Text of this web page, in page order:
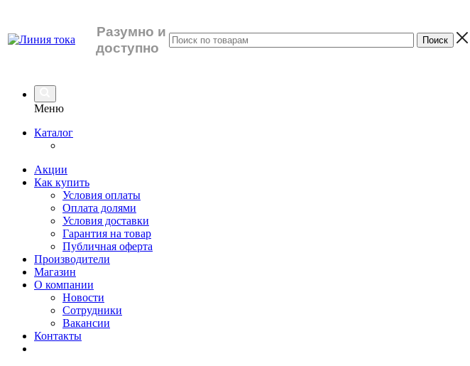
Разумно и
доступно
Меню
Каталог
Акции
Как купить
Условия оплаты
Оплата долями
Условия доставки
Гарантия на товар
Публичная оферта
Производители
Магазин
О компании
Новости
Сотрудники
Вакансии
Контакты